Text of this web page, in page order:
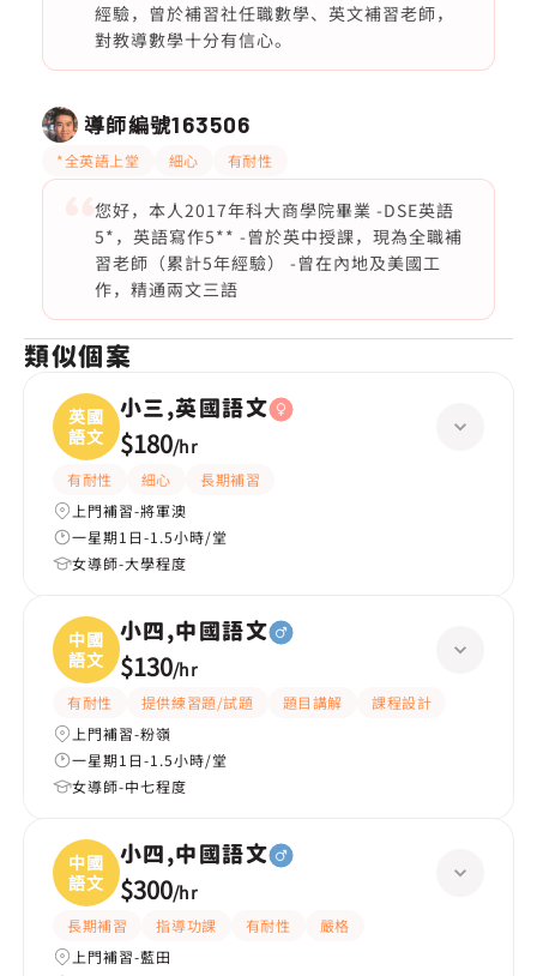
經驗，曾於補習社任職數學、英文補習老師，
對教導數學十分有信心。
導師編號163506
*全英語上堂 細心 有耐性
您好，本人2017年科大商學院畢業 -DSE英語
5*，英語寫作5** -曾於英中授課，現為全職補
習老師（累計5年經驗） -曾在內地及美國工
作，精通兩文三語
類似個案
英國
語文
小三,英國語文
$180/hr
有耐性 細心
長期補習
上門補習-將軍澳
一星期1日-1.5小時/堂
女導師-大學程度
中國
語文
小四,中國語文
$130/hr
有耐性 提供練習題/試題 題目講解
課程設計
上門補習-粉嶺
一星期1日-1.5小時/堂
女導師-中七程度
中國
語文
小四,中國語文
$300/hr
長期補習 指導功課 有耐性
嚴格
上門補習-藍田